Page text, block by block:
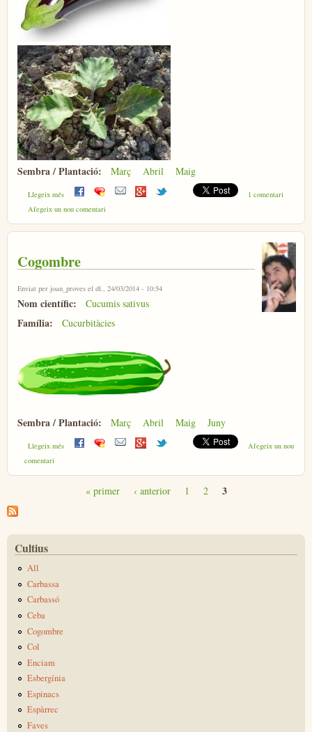
Sembra / Plantació: Març Abril Maig
Llegeix més
sobre Esbergínia
1 comentari
Afegeix un nou comentari
Cogombre
Enviat per joan_proves el dl., 24/03/2014 - 10:54
Nom científic: Cucumis sativus
Família: Cucurbitàcies
Sembra / Plantació: Març Abril Maig Juny
Llegeix més
sobre Cogombre
Afegeix un nou
comentari
Pàgines
« primer ‹ anterior 1 2 3
Cultius
All
Carbassa
Carbassó
Ceba
Cogombre
Col
Enciam
Esbergínia
Espinacs
Espàrrec
Faves